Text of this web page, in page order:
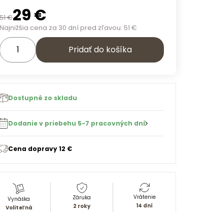
51€29€
Najnižšia cena za 30 dní pred zľavou: 51 €
Pridať do košíka
Dostupné zo skladu
Dodanie v priebehu 5-7 pracovných dní
Cena dopravy 12 €
Vynáška
Voliteľná
Záruka
2 roky
Vrátenie
14 dní